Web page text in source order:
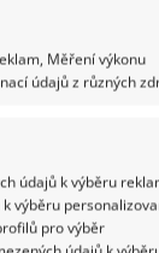
Měření výkonu
údajů z různých
údajů k výběru
výběru
pro výběr
tak